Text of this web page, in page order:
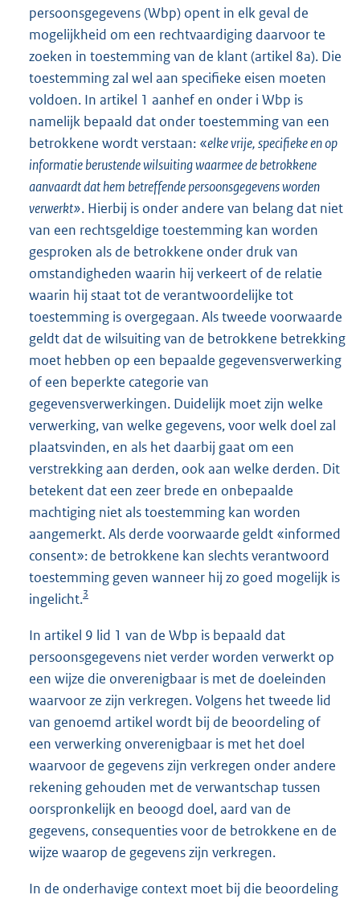
persoonsgegevens (Wbp) opent in elk geval de
mogelijkheid om een rechtvaardiging daarvoor te
zoeken in toestemming van de klant (artikel 8a). Die
toestemming zal wel aan specifieke eisen moeten
voldoen. In artikel 1 aanhef en onder i Wbp is
namelijk bepaald dat onder toestemming van een
betrokkene wordt verstaan: «elke vrije, specifieke en op
informatie berustende wilsuiting waarmee de betrokkene
aanvaardt dat hem betreffende persoonsgegevens worden
verwerkt». Hierbij is onder andere van belang dat niet
van een rechtsgeldige toestemming kan worden
gesproken als de betrokkene onder druk van
omstandigheden waarin hij verkeert of de relatie
waarin hij staat tot de verantwoordelijke tot
toestemming is overgegaan. Als tweede voorwaarde
geldt dat de wilsuiting van de betrokkene betrekking
moet hebben op een bepaalde gegevensverwerking
of een beperkte categorie van
gegevensverwerkingen. Duidelijk moet zijn welke
verwerking, van welke gegevens, voor welk doel zal
plaatsvinden, en als het daarbij gaat om een
verstrekking aan derden, ook aan welke derden. Dit
betekent dat een zeer brede en onbepaalde
machtiging niet als toestemming kan worden
aangemerkt. Als derde voorwaarde geldt «informed
consent»: de betrokkene kan slechts verantwoord
toestemming geven wanneer hij zo goed mogelijk is
ingelicht.3
In artikel 9 lid 1 van de Wbp is bepaald dat
persoonsgegevens niet verder worden verwerkt op
een wijze die onverenigbaar is met de doeleinden
waarvoor ze zijn verkregen. Volgens het tweede lid
van genoemd artikel wordt bij de beoordeling of
een verwerking onverenigbaar is met het doel
waarvoor de gegevens zijn verkregen onder andere
rekening gehouden met de verwantschap tussen
oorspronkelijk en beoogd doel, aard van de
gegevens, consequenties voor de betrokkene en de
wijze waarop de gegevens zijn verkregen.
In de onderhavige context moet bij die beoordeling